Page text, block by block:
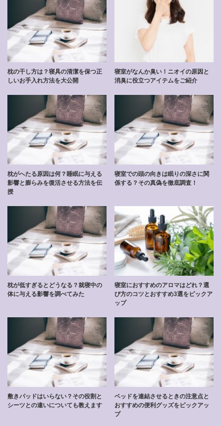
枕の干し方は？寝具の清潔を保つ正
しいお手入れ方法を大公開
寝室がなんか臭い！ニオイの原因と
消臭に役立つアイテムをご紹介
枕がへたる原因は何？睡眠に与える
影響と膨らみを復活させる方法を伝
授
寝室での頭の向きは眠りの深さに関
係する？その真偽を徹底調査！
枕が低すぎるとどうなる？就寝中の
体に与える影響を調べてみた
寝室におすすめのアロマはどれ？選
び方のコツとおすすめ3選をピックア
ップ
敷きパッドはいらない？その役割と
シーツとの違いについても教えます
ベッドを連結させるときの注意点と
おすすめの便利グッズをピックアッ
プ